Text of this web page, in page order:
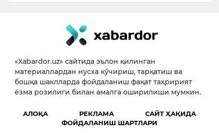
«Xabardor.uz» сайтида эълон қилинган
материаллардан нусха кўчириш, тарқатиш ва
бошқа шаклларда фойдаланиш фақат таҳририят
ёзма розилиги билан амалга оширилиши мумкин.
АЛОҚА РЕКЛАМА
САЙТ ҲАҚИДА
ФОЙДАЛАНИШ ШАРТЛАРИ